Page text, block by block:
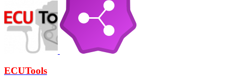
ECUTools